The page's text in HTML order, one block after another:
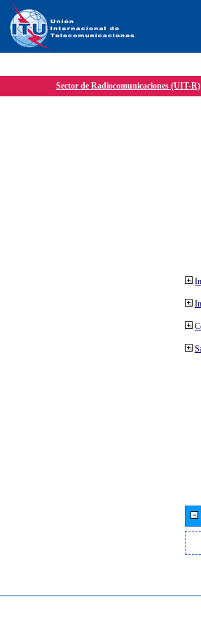
Sector de Radiocomunicaciones (UIT-R)